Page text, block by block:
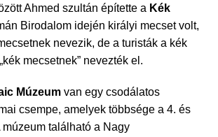
Ahmed szultán építette a Kék
Birodalom idején királyi mecset volt,
nevezik, de a turisták a kék
mecsetnek” nevezték el.
Múzeum van egy csodálatos
csempe, amelyek többsége a 4. és
múzeum található a Nagy